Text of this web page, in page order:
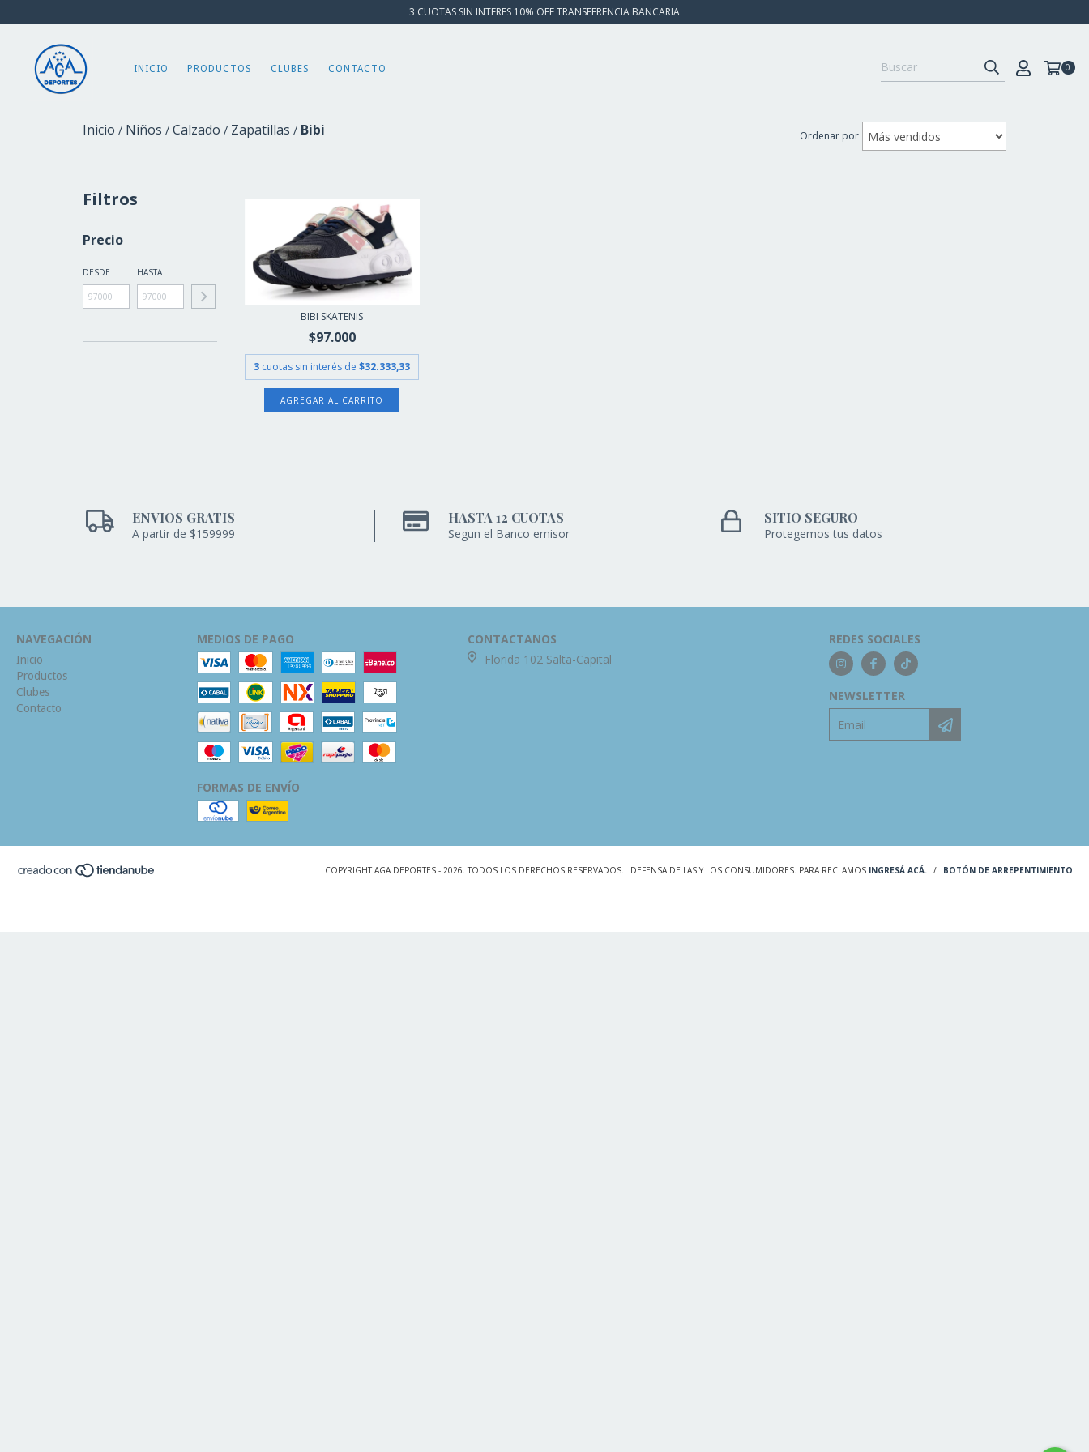
3 CUOTAS SIN INTERES 10% OFF TRANSFERENCIA BANCARIA
INICIO PRODUCTOS CLUBES CONTACTO 0
Inicio / Niños / Calzado / Zapatillas / Bibi Ordenar por
Filtros
Precio
DESDE HASTA
BIBI SKATENIS
$97.000
3 cuotas sin interés de$32.333,33
AGREGAR AL CARRITO
ENVIOS GRATIS
A partir de $159999
HASTA 12 CUOTAS
Segun el Banco emisor
SITIO SEGURO
Protegemos tus datos
NAVEGACIÓN
Inicio
Productos
Clubes
Contacto
MEDIOS DE PAGO
FORMAS DE ENVÍO
CONTACTANOS
Florida 102 Salta-Capital
REDES SOCIALES
NEWSLETTER
COPYRIGHT AGA DEPORTES - 2026. TODOS LOS DERECHOS RESERVADOS. DEFENSA DE LAS Y LOS CONSUMIDORES. PARA RECLAMOS INGRESÁ ACÁ. / BOTÓN DE ARREPENTIMIENTO